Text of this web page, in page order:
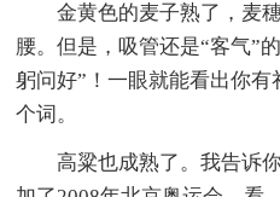
金黄色的麦子熟了，麦
腰。但是，吸管还是“客气”
躬问好”！一眼就能看出你
个词。
高粱也成熟了。我告诉